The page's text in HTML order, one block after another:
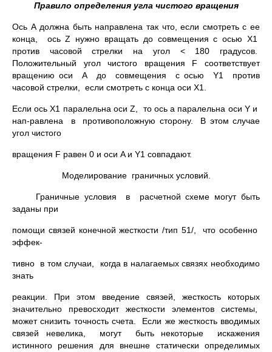
Правило определения угла чистого вращения
Ось А должна быть направлена так что, если смотреть с ее
конца, ось Z нужно вращать до совмещения с осью X1
против часовой стрелки на угол < 180 градусов.
Положительный угол чистого вращения F соответствует
вращению оси А до совмещения с осью Y1 против
часовой стрелки, если смотреть с конца оси X1.
Если ось X1 паралельна оси Z, то ось а паралельна оси Y и
нап-равлена в противоположную сторону. В этом случае
угол чистого
вращения F равен 0 и оси A и Y1 совпадают.
Моделирование граничных условий.
Граничные условия в расчетной схеме могут быть
заданы при
помощи связей конечной жесткости /тип 51/, что особенно
эффек-
тивно в том случаи, когда в налагаемых связях необходимо
знать
реакции. При этом введение связей, жесткость которых
значительно превосходит жесткости элементов системы,
может снизить точность счета. Если же жесткость вводимых
связей невелика, могут быть некоторые искажения
истинного решения для внешне статически определимых